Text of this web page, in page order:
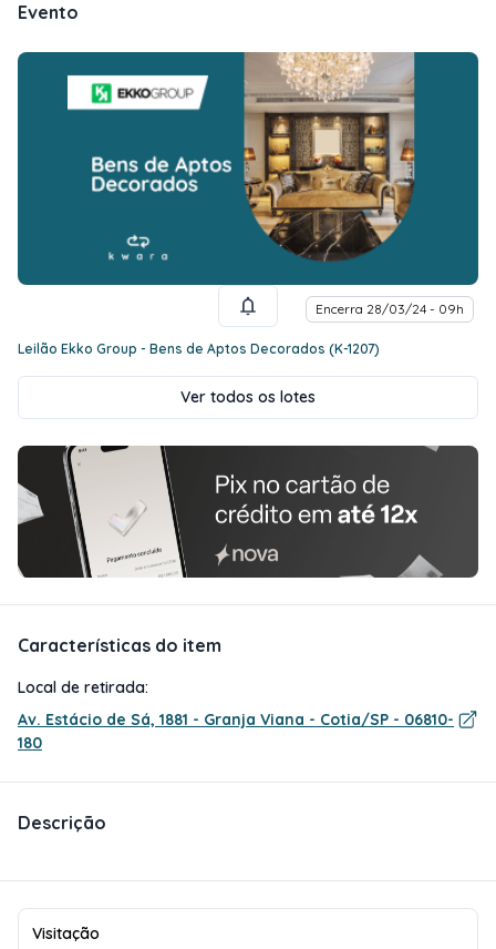
Evento
Encerra 28/03/24 - 09h
Leilão Ekko Group - Bens de Aptos Decorados (K-1207)
Ver todos os lotes
Características do item
Local de retirada:
Av. Estácio de Sá, 1881 - Granja Viana - Cotia/SP - 06810-
180
Descrição
Visitação